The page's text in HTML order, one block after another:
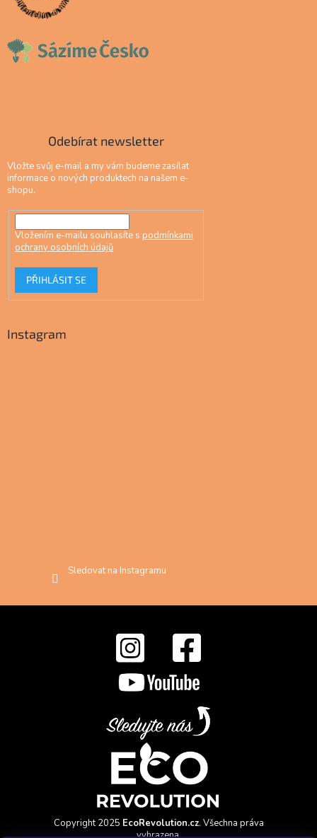
Odebírat newsletter
Vložte svůj e-mail a my vám budeme zasílat
informace o nových produktech na našem e-
shopu.
Vložením e-mailu souhlasíte s podmínkami
ochrany osobních údajů
PŘIHLÁSIT SE
Instagram
Sledovat na Instagramu
Copyright 2025 EcoRevolution.cz. Všechna práva
vyhrazena.